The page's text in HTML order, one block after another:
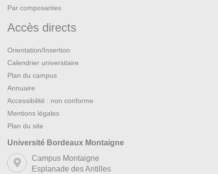
Par composantes
Accès directs
Orientation/Insertion
Calendrier universitaire
Plan du campus
Annuaire
Accessibilité : non conforme
Mentions légales
Plan du site
Université Bordeaux Montaigne
Campus Montaigne
Esplanade des Antilles